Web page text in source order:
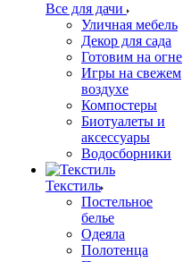
Все для дачи
Уличная мебель
Декор для сада
Готовим на огне
Игры на свежем
воздухе
Компостеры
Биотуалеты и
аксессуары
Водосборники
Текстиль
Постельное
белье
Одеяла
Полотенца